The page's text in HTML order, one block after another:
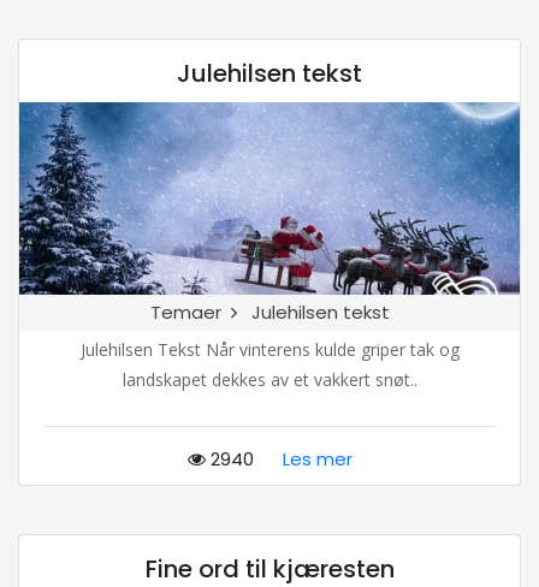
Julehilsen tekst
Temaer Julehilsen tekst
Julehilsen Tekst Når vinterens kulde griper tak og
landskapet dekkes av et vakkert snøt..
2940 Les mer
Fine ord til kjæresten